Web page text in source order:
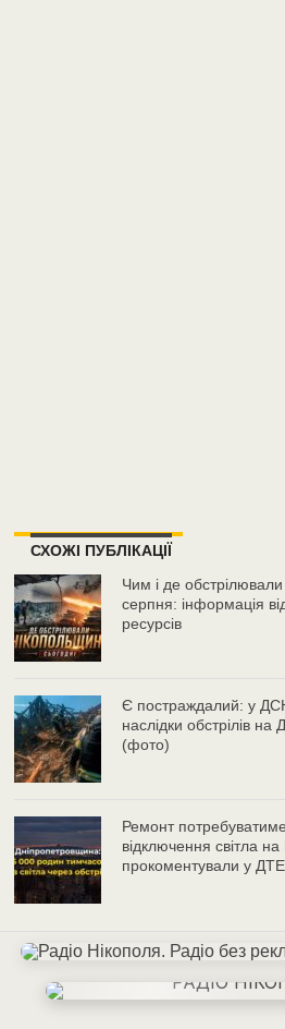
СХОЖІ ПУБЛІКАЦІЇ
Чим і де
серпня: інформація
ресурсів
Є постраждалий: у
наслідки обстрілів на
(фото)
Ремонт
відключення світла
прокоментували у